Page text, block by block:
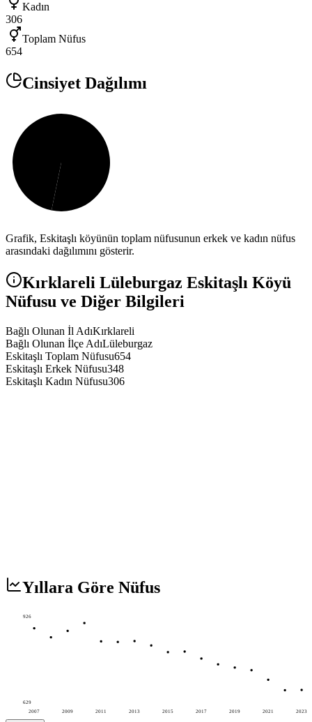
Kadın
306
Toplam Nüfus
654
Cinsiyet Dağılımı
Grafik, Eskitaşlı köyünün toplam nüfusunun erkek ve kadın nüfus
arasındaki dağılımını gösterir.
Kırklareli Lüleburgaz Eskitaşlı Köyü
Nüfusu ve Diğer Bilgileri
Bağlı Olunan İl AdıKırklareli
Bağlı Olunan İlçe AdıLüleburgaz
Eskitaşlı Toplam Nüfusu654
Eskitaşlı Erkek Nüfusu348
Eskitaşlı Kadın Nüfusu306
Yıllara Göre Nüfus
2007 2009 2011 2013 2015 2017 2019 2021 2023
926
629